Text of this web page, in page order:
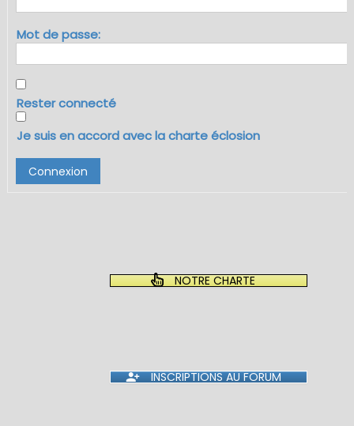
Mot de passe:
Rester connecté
Je suis en accord avec la charte éclosion
Connexion
NOTRE CHARTE
INSCRIPTIONS AU FORUM